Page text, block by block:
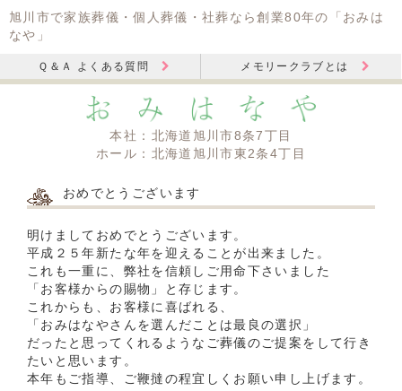
旭川市で家族葬儀・個人葬儀・社葬なら創業80年の「おみは
なや」
Ｑ＆Ａ よくある質問 メモリークラブとは
本社：北海道旭川市8条7丁目
ホール：北海道旭川市東2条4丁目
おめでとうございます
明けましておめでとうございます。
平成２５年新たな年を迎えることが出来ました。
これも一重に、弊社を信頼しご用命下さいました
「お客様からの賜物」と存じます。
これからも、お客様に喜ばれる、
「おみはなやさんを選んだことは最良の選択」
だったと思ってくれるようなご葬儀のご提案をして行き
たいと思います。
本年もご指導、ご鞭撻の程宜しくお願い申し上げます。